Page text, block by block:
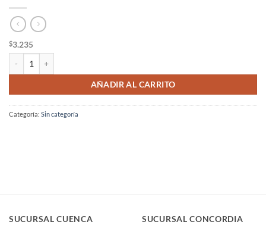
$3.235
AÑADIR AL CARRITO
Categoría: Sin categoría
SUCURSAL CUENCA SUCURSAL CONCORDIA